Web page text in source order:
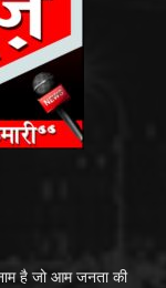
है जो आम जनता की